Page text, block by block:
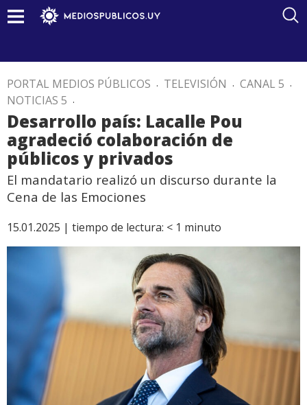
PORTAL MEDIOS PÚBLICOS . TELEVISIÓN . CANAL 5 .
NOTICIAS 5 .
Desarrollo país: Lacalle Pou
agradeció colaboración de
públicos y privados
El mandatario realizó un discurso durante la
Cena de las Emociones
15.01.2025 | tiempo de lectura: < 1 minuto